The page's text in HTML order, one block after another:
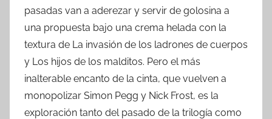
pasadas van a aderezar y servir de golosina a
una propuesta bajo una crema helada con la
textura de La invasión de los ladrones de cuerpos
y Los hijos de los malditos. Pero el más
inalterable encanto de la cinta, que vuelven a
monopolizar Simon Pegg y Nick Frost, es la
exploración tanto del pasado de la trilogía como